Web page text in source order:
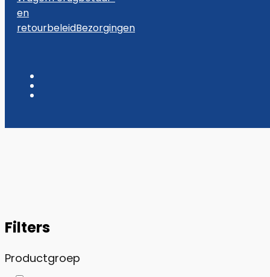
en
retourbeleidBezorgingen
Filters
Productgroep